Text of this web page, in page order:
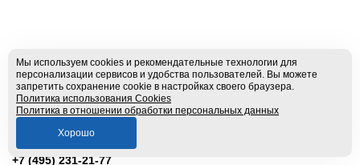
+7 (495) 231-21-77
Мы используем cookies и рекомендательные технологии для
персонализации сервисов и удобства пользователей. Вы можете
запретить сохранение cookie в настройках своего браузера.
Политика использования Cookies
Политика в отношении обработки персональных данных
Хорошо